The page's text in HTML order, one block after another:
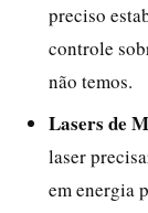
preciso
controle
não temos.
Lasers de
laser
em energia